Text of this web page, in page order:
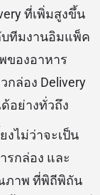
ที่เพิ่มสูงขึ้น
ทีมงานอิมแพ็ค
ของอาหาร
กล่อง Delivery
อย่างทั่วถึง
ไม่ว่าจะเป็น
รกล่อง และ
ภาพ ที่พิถีพิถัน